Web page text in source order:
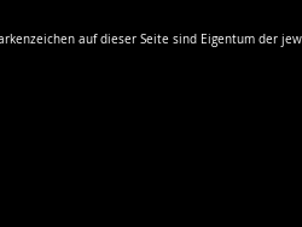
auf dieser Seite sind Eigentum der